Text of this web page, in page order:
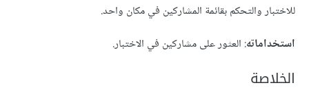
للاختبار والتحكم بقائمة المشاركين في مكان واحد.
استخداماته: العثور على مشاركين في الاختبار.
الخلاصة